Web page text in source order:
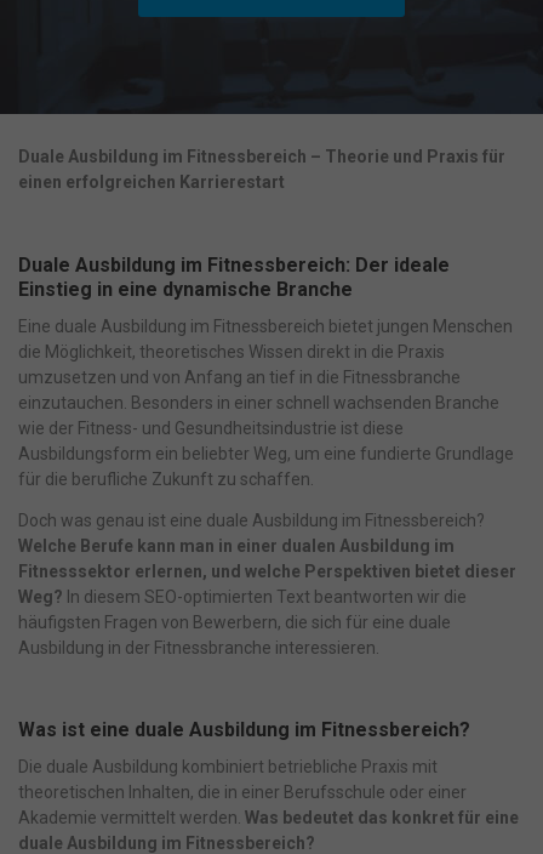
Duale Ausbildung im Fitnessbereich – Theorie und Praxis für
einen erfolgreichen Karrierestart
Duale Ausbildung im Fitnessbereich: Der ideale
Einstieg in eine dynamische Branche
Eine duale Ausbildung im Fitnessbereich bietet jungen Menschen
die Möglichkeit, theoretisches Wissen direkt in die Praxis
umzusetzen und von Anfang an tief in die Fitnessbranche
einzutauchen. Besonders in einer schnell wachsenden Branche
wie der Fitness- und Gesundheitsindustrie ist diese
Ausbildungsform ein beliebter Weg, um eine fundierte Grundlage
für die berufliche Zukunft zu schaffen.
Doch was genau ist eine duale Ausbildung im Fitnessbereich?
Welche Berufe kann man in einer dualen Ausbildung im
Fitnesssektor erlernen, und welche Perspektiven bietet dieser
Weg? In diesem SEO-optimierten Text beantworten wir die
häufigsten Fragen von Bewerbern, die sich für eine duale
Ausbildung in der Fitnessbranche interessieren.
Was ist eine duale Ausbildung im Fitnessbereich?
Die duale Ausbildung kombiniert betriebliche Praxis mit
theoretischen Inhalten, die in einer Berufsschule oder einer
Akademie vermittelt werden. Was bedeutet das konkret für eine
duale Ausbildung im Fitnessbereich?